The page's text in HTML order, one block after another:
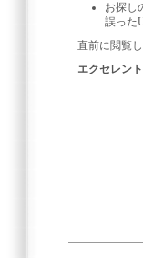
お探し
誤った
直前に閲覧
エクセレン